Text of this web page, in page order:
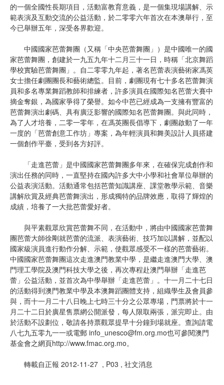
的一個全國性長期項目，活動富教育意義，是一個集現場講解、示
範表演及互動交流的公益活動，於二零零六年首次在本澳舉行，至
今已舉辦五年，深受各界歡迎。
中國國家芭蕾舞團（又稱「中央芭蕾舞團」）是中國唯一的國
家芭蕾舞團，創建於一九五九年十二月三十一日，時稱「北京舞蹈
學校實驗芭蕾舞團」。自二零零九年起，著名芭蕾表演藝術家馮英
女士擔任劇團團長和藝術總監。目前，劇團現有七十多名芭蕾舞演
員和多名專業舞蹈教師和排練者，許多演員在國際知名芭蕾大賽中
摘金奪銀，為國家爭得了榮譽。如今中芭已經成為一支擁有豐富的
芭蕾舞演出劇碼、具有廣泛影響的國際知名芭蕾舞團。與此同時，
為了人才培養，二零一零年，在馮英團長倡導下，劇團啟動了一年
一度的「芭蕾創意工作坊」專案，為年輕演員和舞美設計人員搭建
一個創作平臺，受到各方好評。
「走進芭蕾」是中國國家芭蕾舞團多年來，在確保完成創作和
演出任務的同時，一直堅持在國內許多大中小學和社會單位舉辦的
公益表演活動。活動通常包括芭蕾知識講座、課堂教學示範、音樂
講解欣賞及經典芭蕾舞演出，形成獨特的品牌效應，取得了輝煌的
成績，培養了一大批芭蕾愛好者。
與平素觀眾欣賞芭蕾舞不同，在活動中，將由中國國家芭蕾舞
團芭蕾大師徐剛就芭蕾的流派、表演藝術、技巧加以講解，並配以
國家級演員進行動作分解、示範，使觀眾感受不一樣的芭蕾藝術。
中國國家芭蕾舞團這次走進澳門教業中學，是繼走進澳門大學、澳
門理工學院及澳門科技大學之後，再次專程赴澳門舉辦「走進芭
蕾」公益活動，並首次為中學舉辦「走進芭蕾」。十一月二十七日
的活動得到澳門教業中學及本澳舞蹈團體支持，組織學生及會員參
與，而十一月二十八日晚上七時三十分之公眾專場，門票將於十一
月二十二日於廣星售票網公開派發，每人限取兩張，派完即止。由
於活動不設劃位，敬請各持票觀眾提早十分鐘到場就座。查詢請電
八七九五零九一一或電郵 info_unesco@fm.org.mo也可參閱澳門
基金會之網頁http://www.fmac.org.mo。
轉載自正報 2012-11-27 , P03 , 社文消息